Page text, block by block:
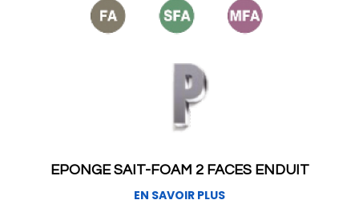
EPONGE SAIT-FOAM 2 FACES ENDUIT
EN SAVOIR PLUS